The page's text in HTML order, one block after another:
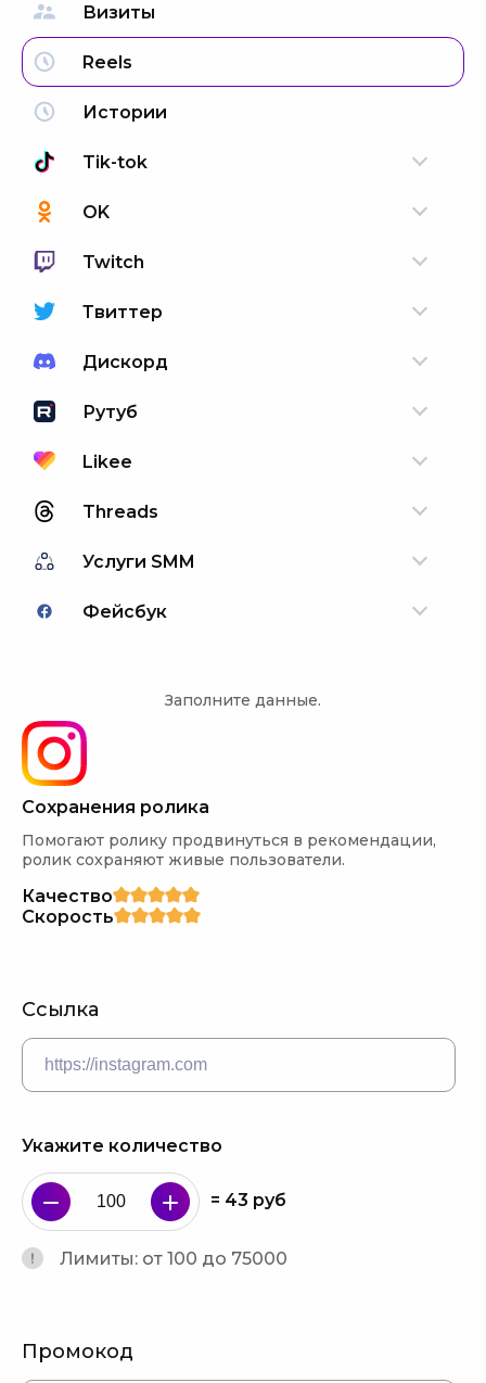
Визиты
Reels
Истории
Tik-tok
OK
Twitch
Твиттер
Дискорд
Рутуб
Likee
Threads
Услуги SMM
Фейсбук
Заполните данные.
Сохранения ролика
Помогают ролику продвинуться в рекомендации,
ролик сохраняют живые пользователи.
Качество
Скорость
Ссылка
Укажите количество
= 43 руб
Лимиты: от 100 до 75000
Промокод